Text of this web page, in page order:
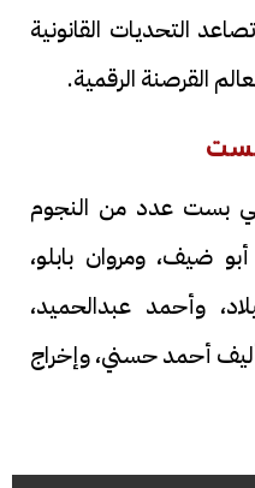
التحديات القانونية
القرصنة الرقمية.
بست عدد من النجوم
ضيف، ومروان بابلو،
وأحمد عبدالحميد،
أحمد حسني، وإخراج